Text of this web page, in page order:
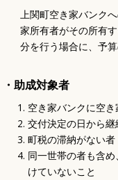
上関町空き家バンク
家所有者がその所有
分を行う場合に、予
・助成対象者
空き家バンクに空き
交付決定の日から
町税の滞納がない者
同一世帯の者も含
けていないこと